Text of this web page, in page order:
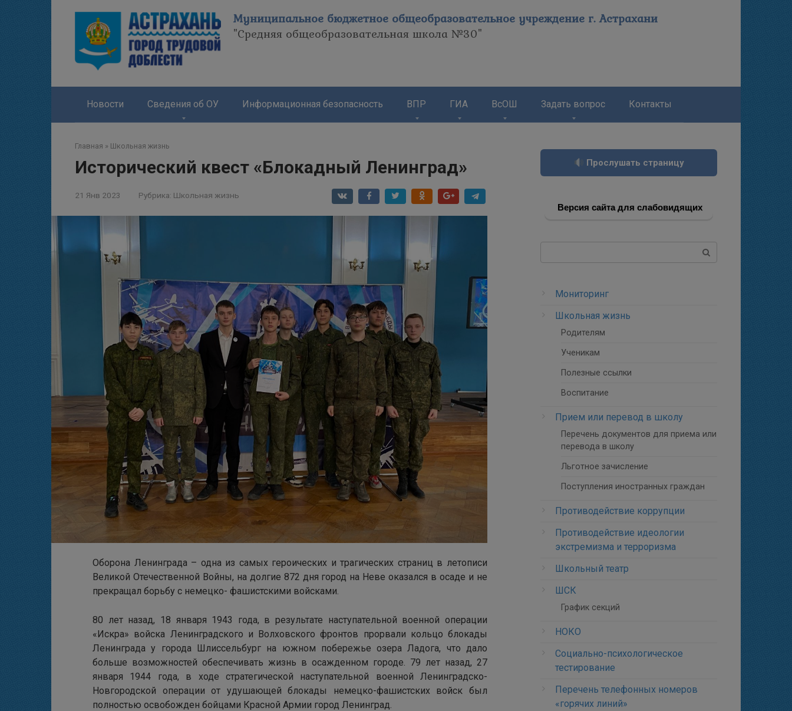
Муниципальное бюджетное общеобразовательное учреждение г. Астрахани
"Средняя общеобразовательная школа №30"
Новости Сведения об ОУ Информационная безопасность ВПР ГИА ВсОШ Задать вопрос Контакты
Главная » Школьная жизнь
Исторический квест «Блокадный Ленинград»
21 Янв 2023 Рубрика: Школьная жизнь
Оборона Ленинграда – одна из самых героических и трагических страниц в летописи
Великой Отечественной Войны, на долгие 872 дня город на Неве оказался в осаде и не
прекращал борьбу с немецко- фашистскими войсками.
80 лет назад, 18 января 1943 года, в результате наступательной военной операции
«Искра» войска Ленинградского и Волховского фронтов прорвали кольцо блокады
Ленинграда у города Шлиссельбург на южном побережье озера Ладога, что дало
больше возможностей обеспечивать жизнь в осажденном городе. 79 лет назад, 27
января 1944 года, в ходе стратегической наступательной военной Ленинградско-
Новгородской операции от удушающей блокады немецко-фашистских войск был
полностью освобожден бойцами Красной Армии город Ленинград.
Прослушать страницу
Версия сайта для слабовидящих
Мониторинг
Школьная жизнь
Родителям
Ученикам
Полезные ссылки
Воспитание
Прием или перевод в школу
Перечень документов для приема или
перевода в школу
Льготное зачисление
Поступления иностранных граждан
Противодействие коррупции
Противодействие идеологии
экстремизма и терроризма
Школьный театр
ШСК
График секций
НОКО
Социально-психологическое
тестирование
Перечень телефонных номеров
«горячих линий»